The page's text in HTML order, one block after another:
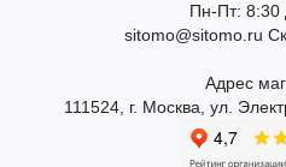
Пн-Пт: 8:30
sitomo@sitomo.ru
Адрес
111524, г. Москва, ул.